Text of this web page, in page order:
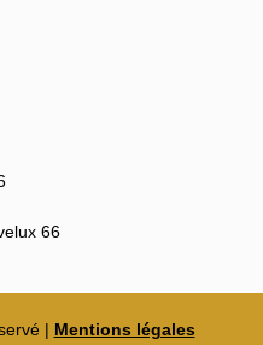
66
| Mentions légales